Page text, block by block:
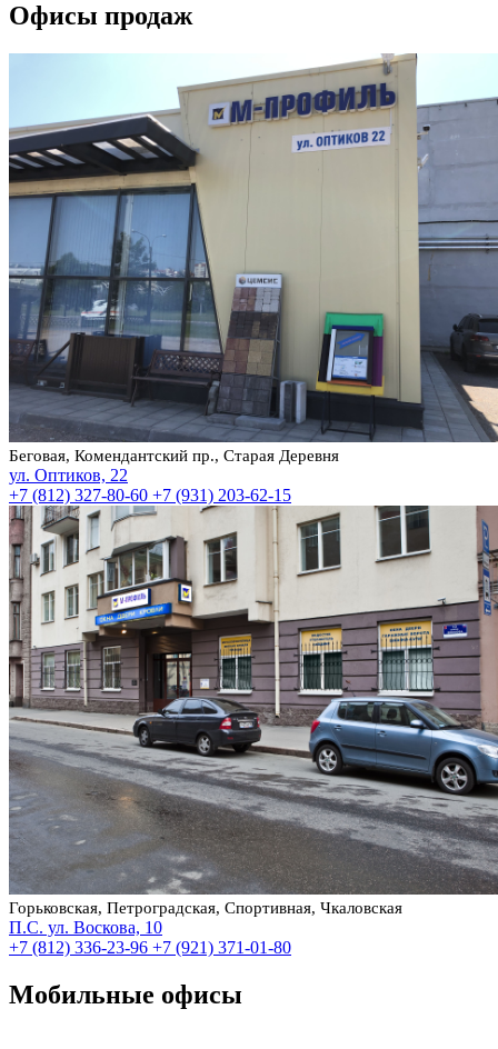
Офисы продаж
Беговая, Комендантский пр., Старая Деревня
ул. Оптиков, 22
+7 (812) 327-80-60 +7 (931) 203-62-15
Горьковская, Петроградская, Спортивная, Чкаловская
П.С. ул. Воскова, 10
+7 (812) 336-23-96 +7 (921) 371-01-80
Мобильные офисы